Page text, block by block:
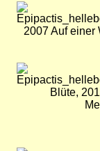
Bild
2007 Auf einer
Bild
Blüte,